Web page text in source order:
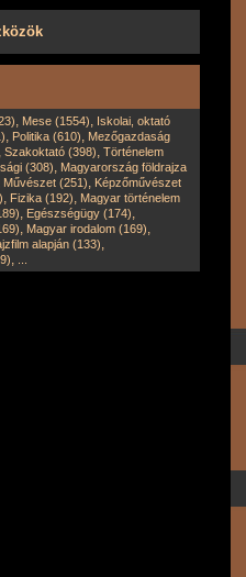
, Mese (1554), Iskolai, oktató
, Politika (610), Mezőgazdaság
, Szakoktató (398), Történelem
(308), Magyarország földrajza
Művészet (251), Képzőművészet
, Fizika (192), Magyar történelem
, Egészségügy (174),
, Magyar irodalom (169),
alapján (133),
,